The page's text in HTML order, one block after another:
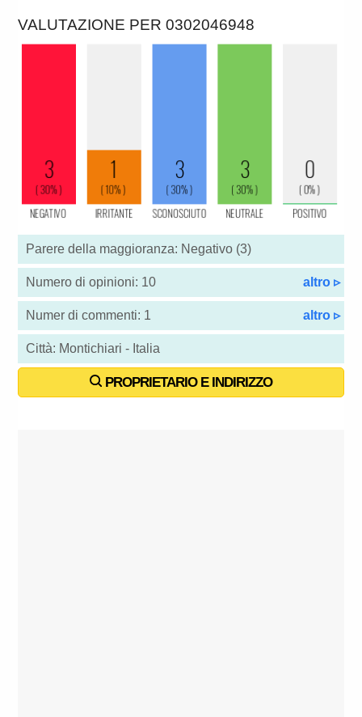
VALUTAZIONE PER 0302046948
Parere della maggioranza: Negativo (3)
Numero di opinioni: 10 altro ▹
Numer di commenti: 1 altro ▹
Città: Montichiari - Italia
PROPRIETARIO E INDIRIZZO